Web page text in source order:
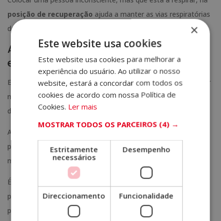
posição de recuperação ajuda a manter as vias respiratórias
desobstruídas e evita a aspiração de fluidos.
Administração de medicamentos de
emergência
Em alguns casos, como em reações alérgicas graves, pode ser
necessárioadministrar epinefrinaou outros medicamentos
de emergência.
A administração de medicamentos deve ser feita seguindo
protocolos específicos e considerando as alergias e condições
médicas prévias do paciente.
É importante destacar que os primeiros socorros devem ser
prestados porpessoal capacitado, como enfermeiros, que
possuem conhecimentos específicos na gestão de situações
×
Este website usa cookies
Este website usa cookies para melhorar a
experiência do usuário. Ao utilizar o nosso
website, estará a concordar com todos os
cookies de acordo com nossa Política de
Cookies. Ler mais
MOSTRAR TODOS OS PARCEIROS (4) →
Estritamente
necessários
Desempenho
Direccionamento Funcionalidade